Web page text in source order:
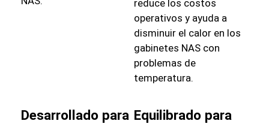
reduce los costos
operativos y ayuda a
disminuir el calor en los
gabinetes NAS con
problemas de
temperatura.
Desarrollado para Equilibrado para